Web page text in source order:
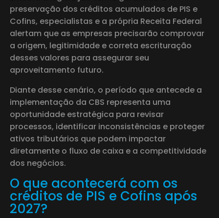
preservação dos créditos acumulados de PIS e
Cofins, especialistas e a própria Receita Federal
alertam que as empresas precisarão comprovar
a origem, legitimidade e correta escrituração
desses valores para assegurar seu
aproveitamento futuro.
Diante desse cenário, o período que antecede a
implementação da CBS representa uma
oportunidade estratégica para revisar
processos, identificar inconsistências e proteger
ativos tributários que podem impactar
diretamente o fluxo de caixa e a competitividade
dos negócios.
O que acontecerá com os
créditos de PIS e Cofins após
2027?